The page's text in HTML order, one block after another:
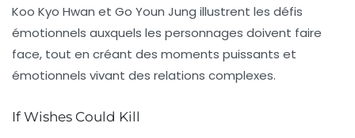
Koo Kyo Hwan et Go Youn Jung illustrent les défis
émotionnels auxquels les personnages doivent faire
face, tout en créant des moments puissants et
émotionnels vivant des relations complexes.
If Wishes Could Kill